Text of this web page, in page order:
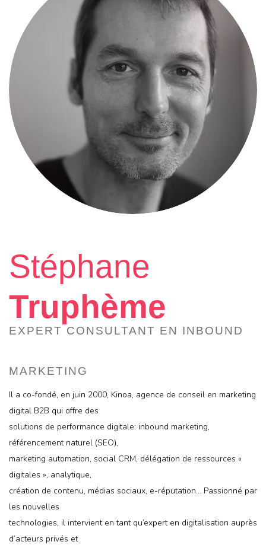
Stéphane
Truphème
EXPERT CONSULTANT EN INBOUND
MARKETING
Il a co-fondé, en juin 2000, Kinoa, agence de conseil en marketing
digital B2B qui offre des
solutions de performance digitale: inbound marketing,
référencement naturel (SEO),
marketing automation, social CRM, délégation de ressources «
digitales », analytique,
création de contenu, médias sociaux, e-réputation… Passionné par
les nouvelles
technologies, il intervient en tant qu’expert en digitalisation auprès
d’acteurs privés et